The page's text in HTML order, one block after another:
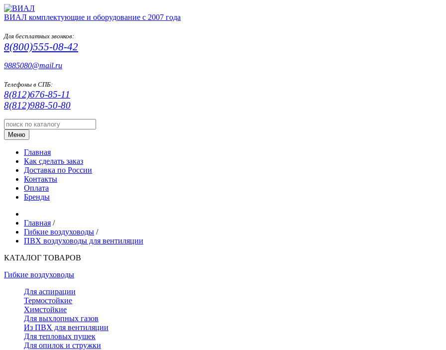
ВИАЛ комплектующие и оборудование с 2007 года
Для бесплатных звонков:
8(800)555-08-42
9885080@mail.ru
Телефоны в СПБ:
8(812)676-85-11
8(812)988-50-80
Меню
Главная
Как сделать заказ
Доставка по России
Контакты
Оплата
Бренды
Главная /
Гибкие воздуховоды /
ПВХ воздуховоды для вентиляции
КАТАЛОГ ТОВАРОВ
Гибкие воздуховоды
Для аспирации
Термостойкие
Химстойкие
Для выхлопных газов
Из ПВХ для вентиляции
Для тепловых пушек
Для опилок и стружки